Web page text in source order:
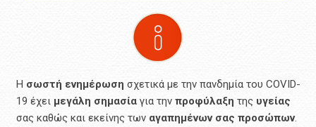
Η σωστή ενημέρωση σχετικά με την πανδημία του COVID-
19 έχει μεγάλη σημασίαγια την προφύλαξη της υγείας
σας καθώς και εκείνης των αγαπημένων σας προσώπων.